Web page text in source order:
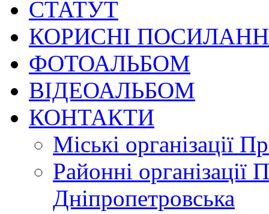
СТАТУТ
КОРИСНІ
ФОТОАЛЬБОМ
ВІДЕОАЛЬБОМ
КОНТАКТИ
Міські організації
Районні організації
Дніпропетровська